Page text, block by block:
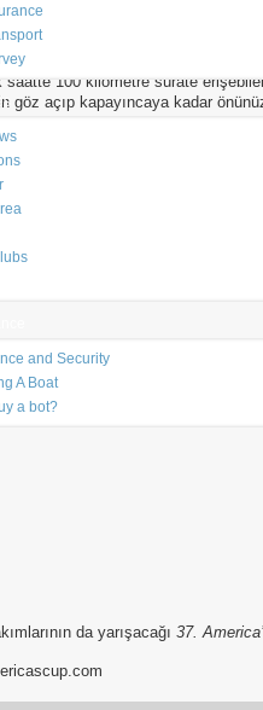
and Security
A Boat
a bot?
kadın takımı, dört yelkenciden
hazırlayacak.
saatte 100 kilometre sürate
göz açıp kapayıncaya kadar
birbirlerine karşı herhangi bir
büyüdüm. Şimdiye kadar
diye sözlerini sürdürdü.
da yarışacağı 37.